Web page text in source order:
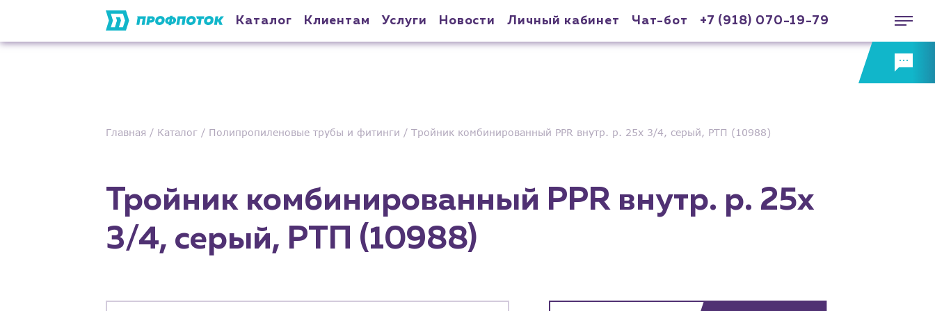
Каталог Клиентам Услуги Новости Личный кабинет Чат-бот +7 (918) 070-19-79
Главная Каталог Полипропиленовые трубы и фитинги Тройник комбинированный PPR внутр. р. 25х 3/4, серый, РТП (10988)
Тройник комбинированный PPR внутр. р. 25х
3/4, серый, РТП (10988)